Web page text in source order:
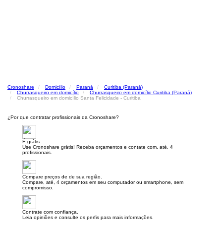
Cronoshare Domicílio Paraná
Curitiba (Paraná)
Churrasqueiro em domicílio
Churrasqueiro em domicílio Curitiba (Paraná)
Churrasqueiro em domicílio Santa Felicidade - Curitiba
¿Por que contratar profissionais da Cronoshare?
É grátis
Use Cronoshare grátis! Receba orçamentos e contate com, até, 4
profissionais.
Compare preços de de sua região.
Compare, até, 4 orçamentos em seu computador ou smartphone, sem
compromisso.
Contrate com confiança.
Leia opiniões e consulte os perfis para mais informações.